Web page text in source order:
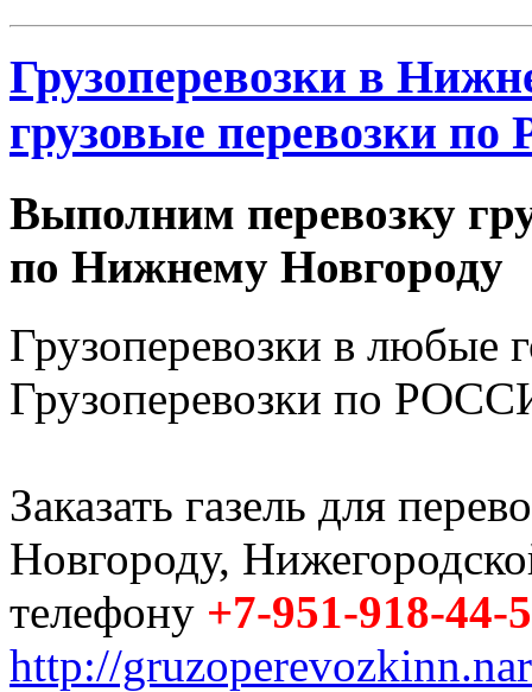
Грузоперевозки в
грузовые перевозки по
Выполним перевозку
по Нижнему Новгороду
Грузоперевозки в любые
Грузоперевозки по
Заказать газель для
Новгороду,
телефону +7-951-918-44-
http://